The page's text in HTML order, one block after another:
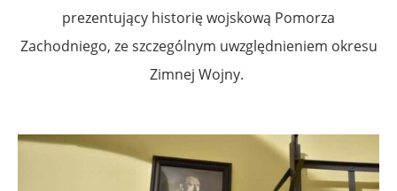
prezentujący historię wojskową Pomorza
Zachodniego, ze szczególnym uwzględnieniem okresu
Zimnej Wojny.